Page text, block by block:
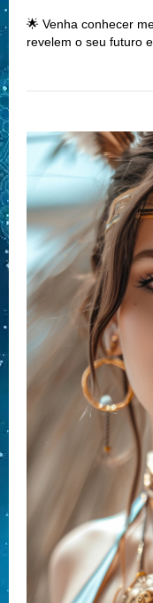
🌟 Venha conhecer
revelem o seu futuro